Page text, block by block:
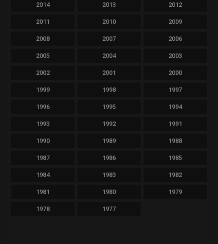
2014 2013 2012
2011 2010 2009
2008 2007 2006
2005 2004 2003
2002 2001 2000
1999 1998 1997
1996 1995 1994
1993 1992 1991
1990 1989 1988
1987 1986 1985
1984 1983 1982
1981 1980 1979
1978 1977